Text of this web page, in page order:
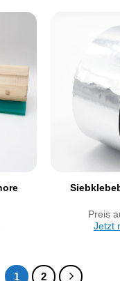
Preis
Jetzt
1 2